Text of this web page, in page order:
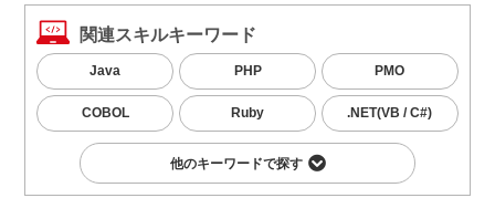
関連スキルキーワード
Java PHP PMO
COBOL Ruby .NET(VB / C#)
他のキーワードで探す